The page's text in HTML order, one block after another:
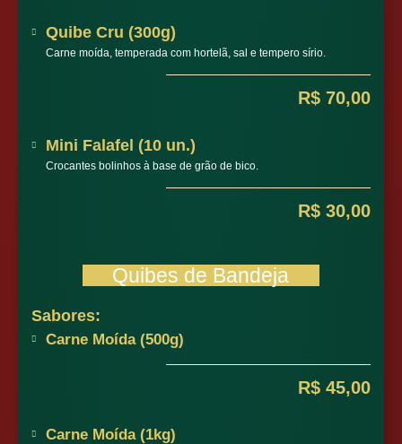
Quibe Cru (300g)
Carne moída, temperada com hortelã, sal e tempero sírio.
R$ 70,00
Mini Falafel (10 un.)
Crocantes bolinhos à base de grão de bico.
R$ 30,00
Quibes de Bandeja
Sabores:
Carne Moída (500g)
R$ 45,00
Carne Moída (1kg)